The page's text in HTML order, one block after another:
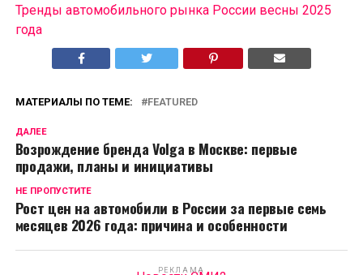
Тренды автомобильного рынка России весны 2025
года
МАТЕРИАЛЫ ПО ТЕМЕ: FEATURED
ДАЛЕЕ
Возрождение бренда Volga в Москве: первые
продажи, планы и инициативы
НЕ ПРОПУСТИТЕ
Рост цен на автомобили в России за первые семь
месяцев 2026 года: причина и особенности
РЕКЛАМА